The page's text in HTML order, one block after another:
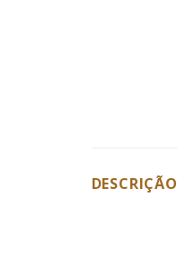
DESCRIÇÃO